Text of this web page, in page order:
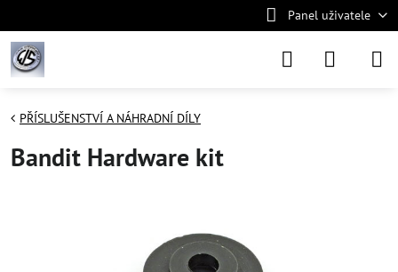
Panel uživatele
PŘÍSLUŠENSTVÍ A NÁHRADNÍ DÍLY
Bandit Hardware kit